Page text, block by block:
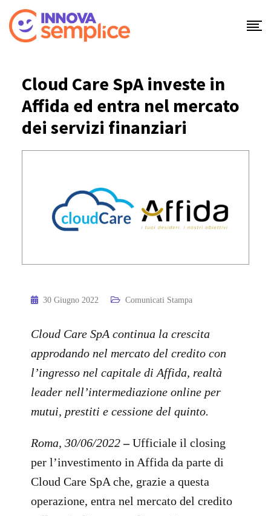
Skip
Cloud Care SpA investe in
Affida ed entra nel mercato
dei servizi finanziari
30 Giugno 2022 Comunicati Stampa
Cloud Care SpA continua la crescita
approdando nel mercato del credito con
l’ingresso nel capitale di Affida, realtà
leader nell’intermediazione online per
mutui, prestiti e cessione del quinto.
Roma, 30/06/2022–Ufficiale il closing
per l’investimento in Affida da parte di
Cloud Care SpA che, grazie a questa
operazione, entra nel mercato del credito